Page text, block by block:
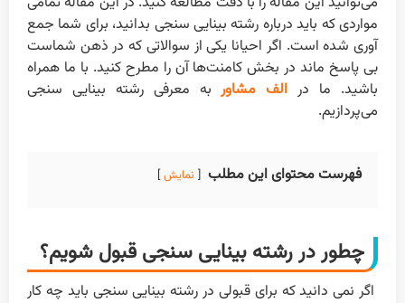
مواردی که باید درباره رشته بینایی سنجی بدانید، برای شما جمع
آوری شده است. اگر احیانا یکی از سوالاتی که در ذهن شماست
بی پاسخ ماند در بخش کامنت‌ها آن را مطرح کنید. با ما همراه
باشید. ما در الف مشاور به معرفی رشته بینایی سنجی
می‌پردازیم.
فهرست محتوای این مطلب نمایش
چطور در رشته بینایی سنجی قبول شویم؟
اگر نمی دانید که برای قبولی در رشته بینایی سنجی باید چه کار